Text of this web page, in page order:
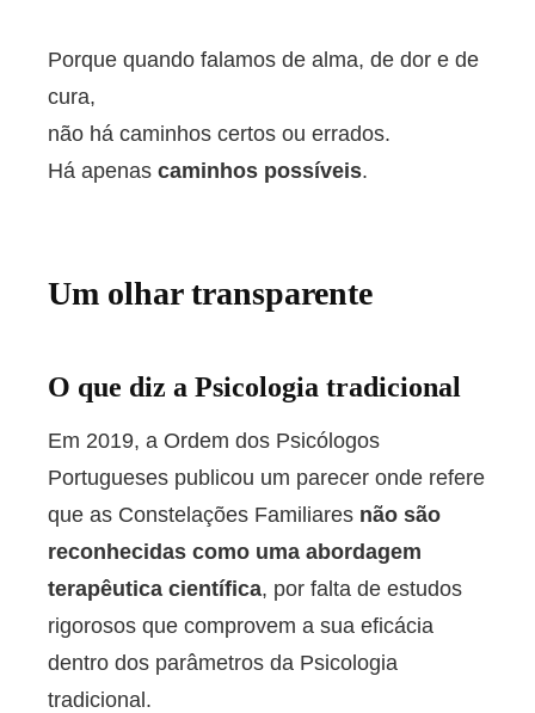
Porque quando falamos de alma, de dor e de
cura,
não há caminhos certos ou errados.
Há apenas caminhos possíveis.
Um olhar transparente
O que diz a Psicologia tradicional
Em 2019, a Ordem dos Psicólogos
Portugueses publicou um parecer onde refere
que as Constelações Familiares não são
reconhecidas como uma abordagem
terapêutica científica, por falta de estudos
rigorosos que comprovem a sua eficácia
dentro dos parâmetros da Psicologia
tradicional.